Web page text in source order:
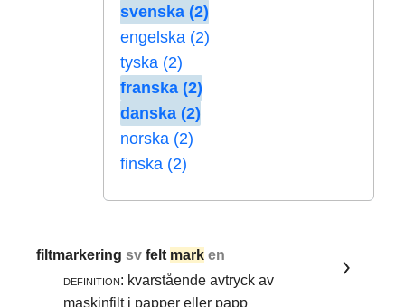
svenska (2)
engelska (2)
tyska (2)
franska (2)
danska (2)
norska (2)
finska (2)
filtmarkeringsvfelt mark en
definition: kvarstående avtryck av
maskinfilt i papper eller papp